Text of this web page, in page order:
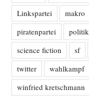
Linkspartei
makro
piratenpartei
politik
science fiction
sf
twitter
wahlkampf
winfried kretschmann